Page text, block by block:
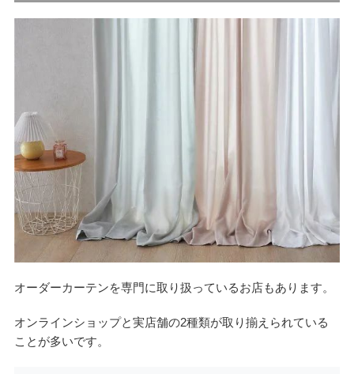
オーダーカーテンを専門に取り扱っているお店もあります。
オンラインショップと実店舗の2種類が取り揃えられている
ことが多いです。